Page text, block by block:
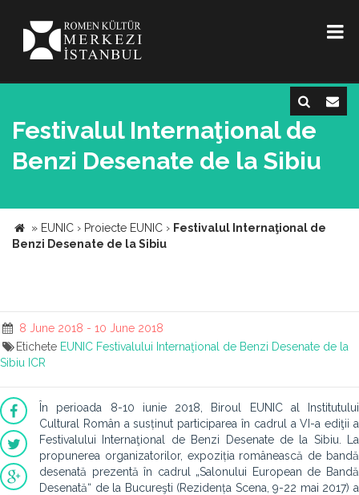
Festivalul Internaţional de
Benzi Desenate de la Sibiu
» EUNIC › Proiecte EUNIC › Festivalul Internaţional de
Benzi Desenate de la Sibiu
8 June 2018 - 10 June 2018
Etichete EUNIC Festivalului Internaţional de Benzi Desenate de la
Sibiu ICR
În perioada 8-10 iunie 2018, Biroul EUNIC al Institutului
Cultural Român a susținut participarea în cadrul a VI-a ediţii a
Festivalului Internaţional de Benzi Desenate de la Sibiu. La
propunerea organizatorilor, expoziția românească de bandă
desenată prezentă în cadrul „Salonului European de Bandă
Desenată“ de la Bucureşti (Rezidența Scena, 9-22 mai 2017) a